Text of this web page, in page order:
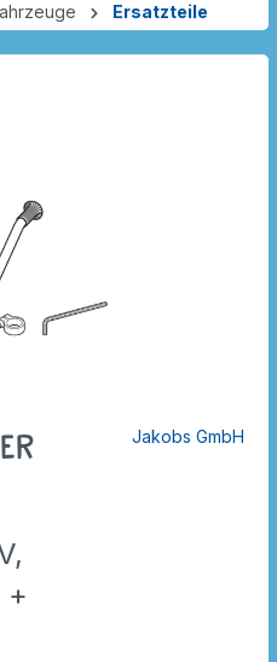
Ersatzteile
+
Jakobs GmbH